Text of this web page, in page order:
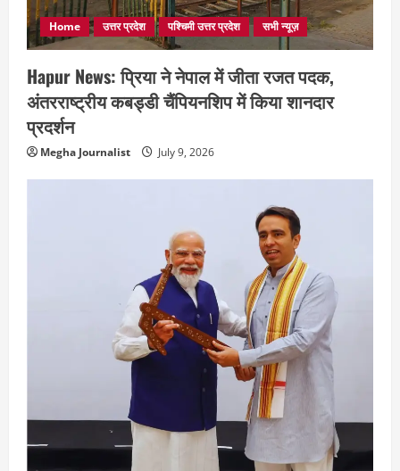
Home उत्तर प्रदेश पश्चिमी उत्तर प्रदेश सभी न्यूज़
Hapur News: प्रिया ने नेपाल में जीता रजत पदक,
अंतरराष्ट्रीय कबड्डी चैंपियनशिप में किया शानदार
प्रदर्शन
Megha Journalist July 9, 2026